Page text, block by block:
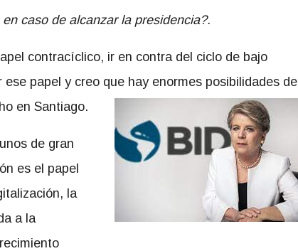
caso de alcanzar la presidencia?.
contracíclico, ir en contra del ciclo de bajo
papel y creo que hay enormes posibilidades de
en Santiago.
de gran
es el papel
la
a la